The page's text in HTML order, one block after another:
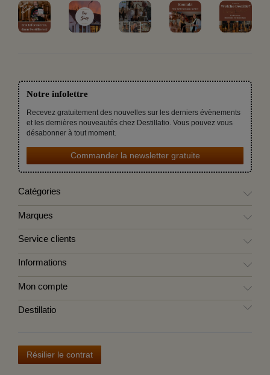
Notre infolettre
Recevez gratuitement des nouvelles sur les derniers évènements
et les dernières nouveautés chez Destillatio. Vous pouvez vous
désabonner à tout moment.
Commander la newsletter gratuite
Catégories
Marques
Service clients
Informations
Mon compte
Destillatio
Résilier le contrat